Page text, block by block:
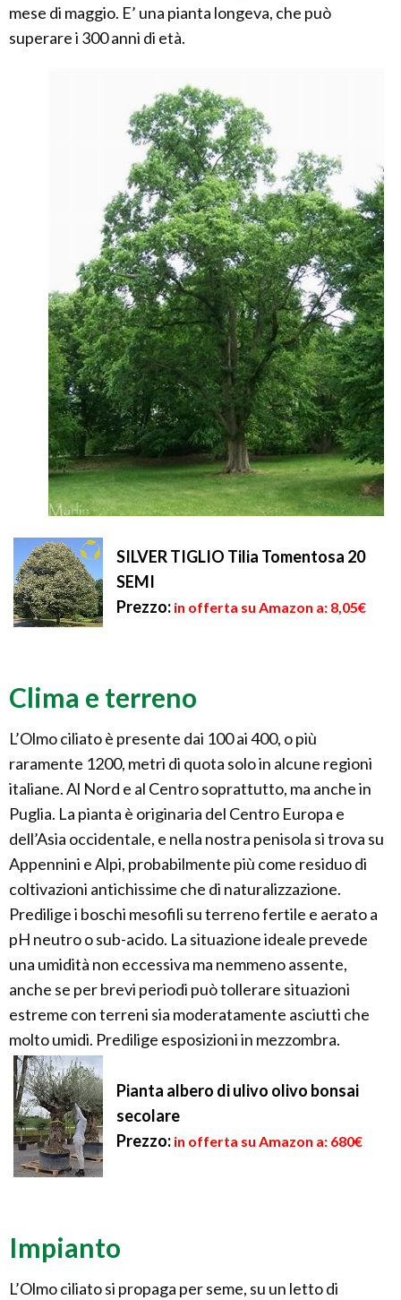
mese di maggio. E’ una pianta longeva, che può
superare i 300 anni di età.
SILVER TIGLIO Tilia Tomentosa 20
SEMI
Prezzo: in offerta su Amazon a: 8,05€
Clima e terreno
L’Olmo ciliato è presente dai 100 ai 400, o più
raramente 1200, metri di quota solo in alcune regioni
italiane. Al Nord e al Centro soprattutto, ma anche in
Puglia. La pianta è originaria del Centro Europa e
dell’Asia occidentale, e nella nostra penisola si trova su
Appennini e Alpi, probabilmente più come residuo di
coltivazioni antichissime che di naturalizzazione.
Predilige i boschi mesofili su terreno fertile e aerato a
pH neutro o sub-acido. La situazione ideale prevede
una umidità non eccessiva ma nemmeno assente,
anche se per brevi periodi può tollerare situazioni
estreme con terreni sia moderatamente asciutti che
molto umidi. Predilige esposizioni in mezzombra.
Pianta albero di ulivo olivo bonsai
secolare
Prezzo: in offerta su Amazon a: 680€
Impianto
L’Olmo ciliato si propaga per seme, su un letto di